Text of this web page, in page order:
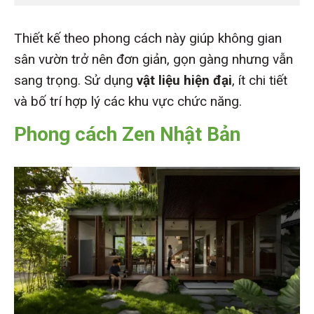
Thiết kế theo phong cách này giúp không gian
sân vườn trở nên đơn giản, gọn gàng nhưng vẫn
sang trọng. Sử dụng vật liệu hiện đại, ít chi tiết
và bố trí hợp lý các khu vực chức năng.
Phong cách Zen Nhật Bản